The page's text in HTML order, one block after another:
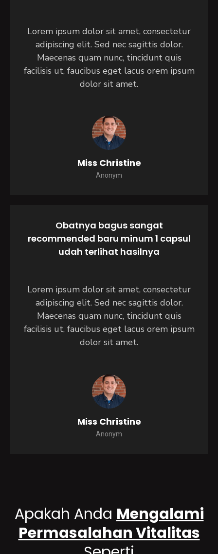
Lorem ipsum dolor sit amet, consectetur
adipiscing elit. Sed nec sagittis dolor.
Maecenas quam nunc, tincidunt quis
facilisis ut, faucibus eget lacus orem ipsum
dolor sit amet.
Miss Christine
Anonym
Obatnya bagus sangat
recommended baru minum 1 capsul
udah terlihat hasilnya
Lorem ipsum dolor sit amet, consectetur
adipiscing elit. Sed nec sagittis dolor.
Maecenas quam nunc, tincidunt quis
facilisis ut, faucibus eget lacus orem ipsum
dolor sit amet.
Miss Christine
Anonym
Apakah Anda Mengalami
Permasalahan Vitalitas